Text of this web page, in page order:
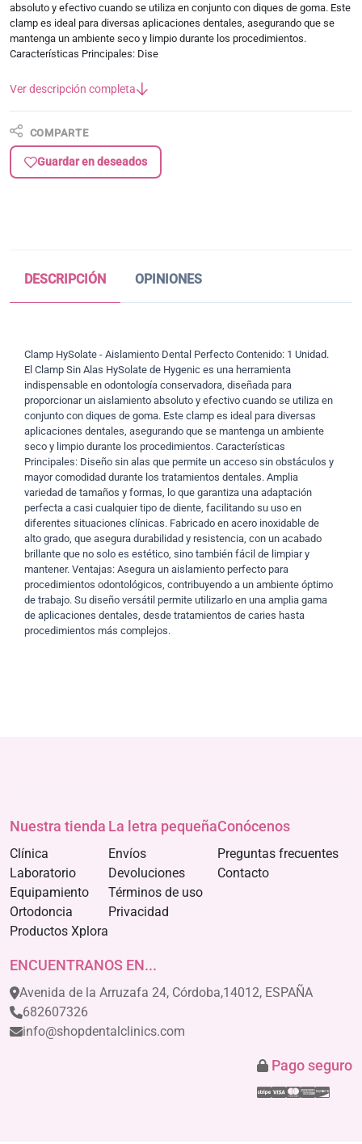
absoluto y efectivo cuando se utiliza en conjunto con diques de goma. Este
clamp es ideal para diversas aplicaciones dentales, asegurando que se
mantenga un ambiente seco y limpio durante los procedimientos.
Características Principales: Dise
Ver descripción completa
COMPARTE
Guardar en deseados
DESCRIPCIÓN OPINIONES
Clamp HySolate - Aislamiento Dental Perfecto Contenido: 1 Unidad.
El Clamp Sin Alas HySolate de Hygenic es una herramienta
indispensable en odontología conservadora, diseñada para
proporcionar un aislamiento absoluto y efectivo cuando se utiliza en
conjunto con diques de goma. Este clamp es ideal para diversas
aplicaciones dentales, asegurando que se mantenga un ambiente
seco y limpio durante los procedimientos. Características
Principales: Diseño sin alas que permite un acceso sin obstáculos y
mayor comodidad durante los tratamientos dentales. Amplia
variedad de tamaños y formas, lo que garantiza una adaptación
perfecta a casi cualquier tipo de diente, facilitando su uso en
diferentes situaciones clínicas. Fabricado en acero inoxidable de
alto grado, que asegura durabilidad y resistencia, con un acabado
brillante que no solo es estético, sino también fácil de limpiar y
mantener. Ventajas: Asegura un aislamiento perfecto para
procedimientos odontológicos, contribuyendo a un ambiente óptimo
de trabajo. Su diseño versátil permite utilizarlo en una amplia gama
de aplicaciones dentales, desde tratamientos de caries hasta
procedimientos más complejos.
Nuestra tienda
Clínica
Laboratorio
Equipamiento
Ortodoncia
Productos Xplora
La letra pequeña
Envíos
Devoluciones
Términos de uso
Privacidad
Conócenos
Preguntas frecuentes
Contacto
ENCUENTRANOS EN...
Avenida de la Arruzafa 24, Córdoba,14012, ESPAÑA
682607326
info@shopdentalclinics.com
Pago seguro
Stripe
Visa